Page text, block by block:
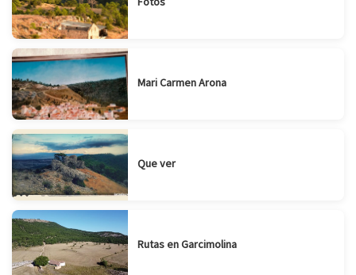
Mari Carmen Arona
Que ver
Rutas en Garcimolina